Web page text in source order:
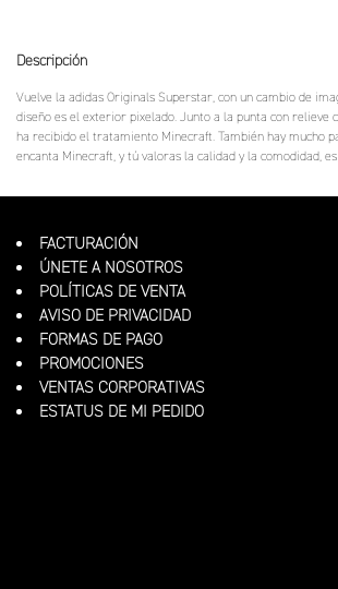
Descripción
Vuelve la adidas Originals Superstar, con un cambio de
diseño es el exterior pixelado. Junto a la punta con relieve
ha recibido el tratamiento Minecraft. También hay mucho
encanta Minecraft, y tú valoras la calidad y la comodidad,
FACTURACIÓN
ÚNETE A NOSOTROS
POLÍTICAS DE VENTA
AVISO DE PRIVACIDAD
FORMAS DE PAGO
PROMOCIONES
VENTAS CORPORATIVAS
ESTATUS DE MI PEDIDO